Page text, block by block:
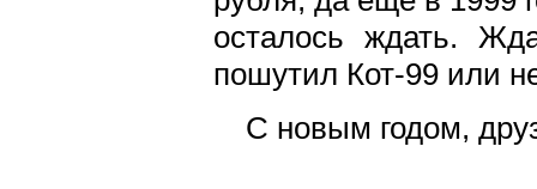
осталось ждать.
пошутил Кот-99 или
С новым годом,